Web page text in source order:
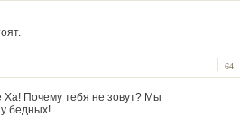
64
Ха! Почему тебя не зовут? Мы
бедных!